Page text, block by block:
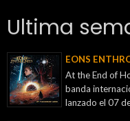
Ultima
EONS
At the End of
banda
lanzado el 07